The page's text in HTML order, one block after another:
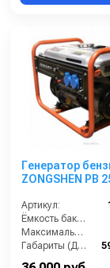
Генератор
ZONGSHEN PB
Артикул:
Ёмкость бака (л):
Максимальная мощность (кВА):
Габариты (ДхШхВ):
Количество фаз: